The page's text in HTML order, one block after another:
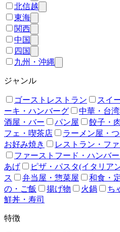
北信越
東海
関西
中国
四国
九州・沖縄
ジャンル
ゴーストレストラン スイ
ーキ・ハンバーグ
中華・台
酒屋・バー
パン屋 餃子・
フェ・喫茶店
ラーメン屋・
お好み焼き
レストラン・フ
ファーストフード・ハンバ
あげ
ピザ・パスタ(イタリア
ス
弁当屋・惣菜屋 和食・
の・ご飯
揚げ物 火鍋 ち
鮮丼・寿司
特徴